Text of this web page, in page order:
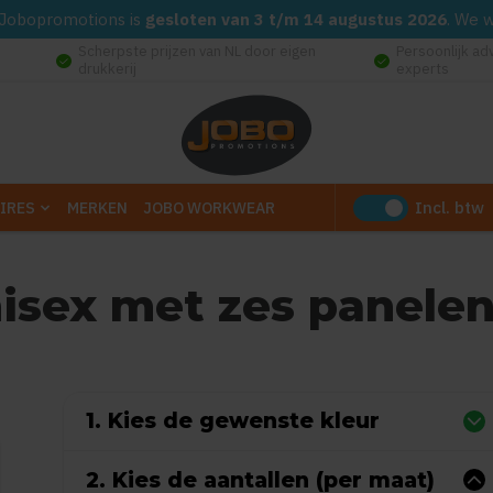
is gesloten van 3 t/m 14 augustus 2026. We
check_circle check_circle
MERKEN JOBO WORKWEAR Incl. btw
met zes panelen
1. Kies de gewenste kleur
2. Kies de aantallen (per maat)